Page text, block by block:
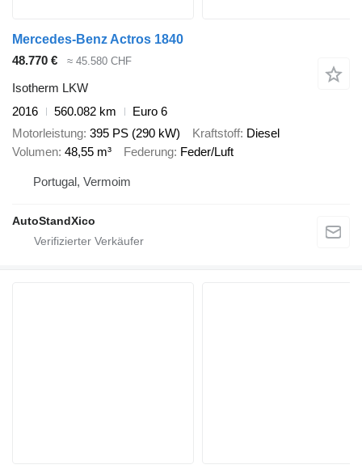
Mercedes-Benz Actros 1840
48.770 €
≈ 45.580 CHF
Isotherm LKW
2016
560.082 km
Euro 6
Motorleistung 395 PS (290 kW) Kraftstoff Diesel
Volumen 48,55 m³ Federung Feder/Luft
Portugal, Vermoim
AutoStandXico